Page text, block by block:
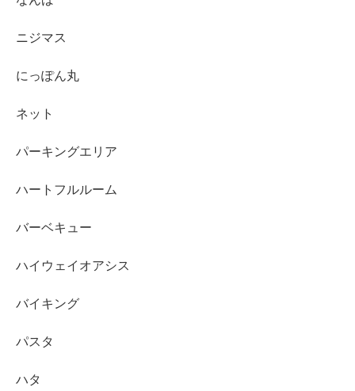
ニジマス
にっぽん丸
ネット
パーキングエリア
ハートフルルーム
バーベキュー
ハイウェイオアシス
バイキング
パスタ
ハタ